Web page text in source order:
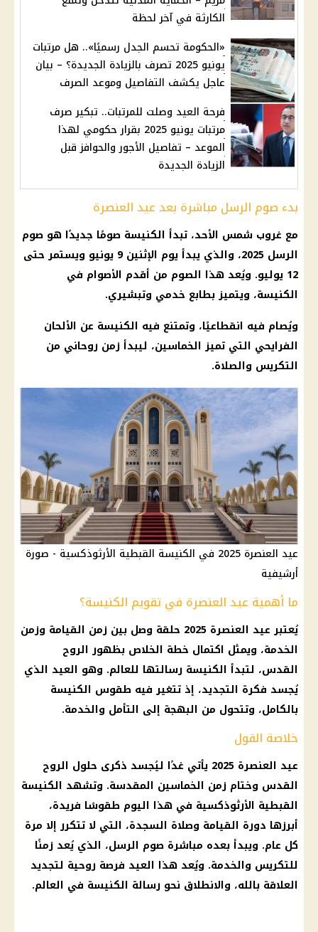
الكارثة في آخر لحظة
«الحكومة تحسم الجدل رسميًا».. هل مرتبات
يونيو 2025 تصرف بالزيادة الجديدة؟ – بيان
عاجل يكشف التفاصيل وموعد الصرف
فرحة العيد وصلت للمرتبات.. تبكير صرف
مرتبات يونيو 2025 بقرار حكومي لهذا
الموعد – تفاصيل الأجور والحوافز قبل
الزيادة الجديدة
بدء صوم الرسل مباشرة بعد عيد العنصرة
مع غروب شمس الأحد، تبدأ الكنيسة صومًا جديدًا هو صوم
الرسل 2025، والذي يبدأ يوم الإثنين 9 يونيو ويستمر حتى
12 يوليو. ويُعد هذا الصوم من أقدم الأصوام في
الكنيسة، ويتميز بطابع خدمي وتبشيري.
ويُصام فيه انقطاعيًا، وتمتنع فيه الكنيسة عن الألحان
الفرايحي التي تميز الخماسين، ليبدأ زمن روحاني من
التكريس والصلاة.
عيد العنصرة 2025 في الكنيسة القبطية الأرثوذكسية - صورة
أرشيفية
ما أهمية عيد العنصرة في تقويم الكنيسة؟
يُعتبرعيد العنصرة 2025
حلقة وصل بين زمن القيامة وزمن
الخدمة، ويمثل اكتمال خطة الخلاص بظهورالروح
القدس، لتبدأ الكنيسة رسالتها للعالم. وهو العيد الذي
يُجسد فكرة التجديد، إذ تتغير فيه طقوس الكنيسة
بالكامل، وتتحول من البهجة إلى التأمل والخدمة.
خلاصة القول
عيد العنصرة 2025 يأتي غدًا ليُجسد ذكرى حلول الروح
القدس وختام زمن الخماسين المقدسة. وتشهد الكنيسة
القبطية الأرثوذكسية في هذا اليوم طقوسًا فريدة،
أبرزها دورة القيامة وصلاة السجدة، التي لا تتكرر إلا مرة
كل عام. ويبدأ بعده مباشرة صوم الرسل، الذي يُعد زمنًا
للتكريس والخدمة. ويُعد هذا العيد فرصة روحية لتجديد
العلاقة بالله، والانطلاق نحو رسالة الكنيسة في العالم.